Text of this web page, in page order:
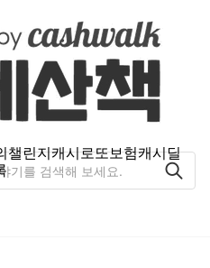
챌린지캐시로또보험캐시딜